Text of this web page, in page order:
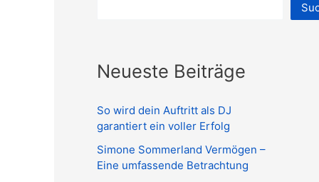
Neueste Beiträge
So wird dein Auftritt als DJ
garantiert ein voller Erfolg
Simone Sommerland Vermögen –
Eine umfassende Betrachtung